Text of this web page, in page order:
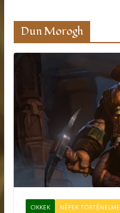
Dun Morogh
CIKKEK NÉPEK TÖRTÉNELME